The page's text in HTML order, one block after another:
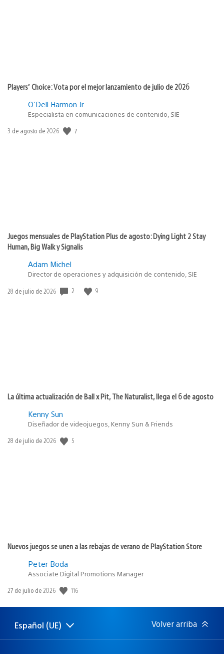
Players’ Choice: Vota por el mejor lanzamiento de julio de 2026
O'Dell Harmon Jr.
Especialista en comunicaciones de contenido, SIE
Fecha
3 de agosto de 2026 7
Juegos mensuales de PlayStation Plus de agosto: Dying Light 2 Stay
Human, Big Walk y Signalis
Adam Michel
Director de operaciones y adquisición de contenido, SIE
Fecha
28 de julio de 2026 2 9
La última actualización de Ball x Pit, The Naturalist, llega el 6 de agosto
Kenny Sun
Diseñador de videojuegos, Kenny Sun & Friends
Fecha
28 de julio de 2026 5
Nuevos juegos se unen a las rebajas de verano de PlayStation Store
Peter Boda
Associate Digital Promotions Manager
Fecha
publicación:
27 de julio de 2026 116
Selecciona
una
Región
actual:
Español (UE) Volver arriba